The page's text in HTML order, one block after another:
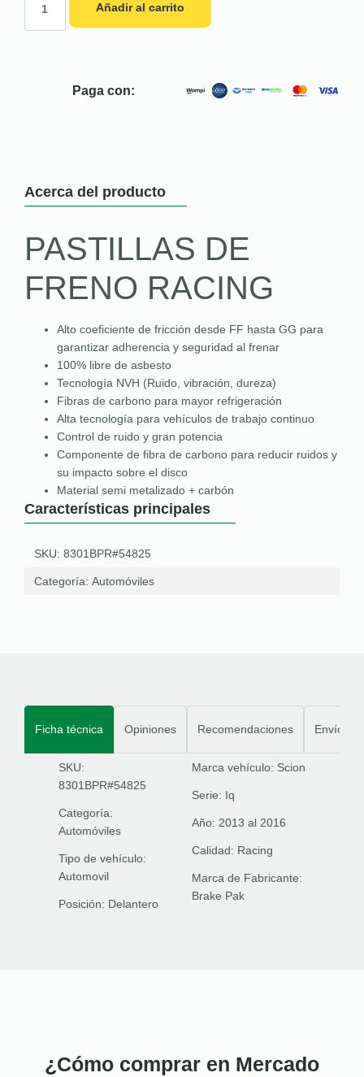
Añadir al carrito
Paga con:
Acerca del producto
PASTILLAS DE
FRENO RACING
Alto coeficiente de fricción desde FF hasta GG para
garantizar adherencia y seguridad al frenar
100% libre de asbesto
Tecnología NVH (Ruido, vibración, dureza)
Fibras de carbono para mayor refrigeración
Alta tecnología para vehículos de trabajo continuo
Control de ruido y gran potencia
Componente de fibra de carbono para reducir ruidos y
su impacto sobre el disco
Material semi metalizado + carbón
Características principales
SKU: 8301BPR#54825
Categoría: Automóviles
Ficha técnica Opiniones Recomendaciones Envíos
SKU:
8301BPR#54825
Categoría:
Automóviles
Tipo de vehículo:
Automovil
Posición: Delantero
Marca vehículo: Scion
Serie: Iq
Año: 2013 al 2016
Calidad: Racing
Marca de Fabricante:
Brake Pak
¿Cómo comprar en Mercado